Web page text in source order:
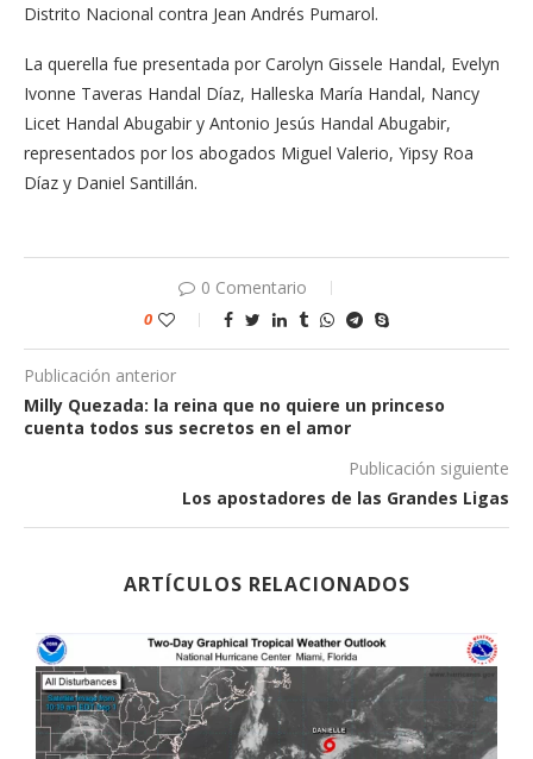
Distrito Nacional contra Jean Andrés Pumarol.
La querella fue presentada por Carolyn Gissele Handal, Evelyn
Ivonne Taveras Handal Díaz, Halleska María Handal, Nancy
Licet Handal Abugabir y Antonio Jesús Handal Abugabir,
representados por los abogados Miguel Valerio, Yipsy Roa
Díaz y Daniel Santillán.
0 Comentario
0
Publicación anterior
Milly Quezada: la reina que no quiere un princeso
cuenta todos sus secretos en el amor
Publicación siguiente
Los apostadores de las Grandes Ligas
ARTÍCULOS RELACIONADOS